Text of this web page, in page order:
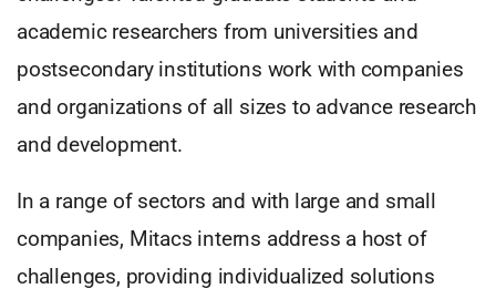
academic researchers from universities and
postsecondary institutions work with companies
and organizations of all sizes to advance research
and development.
In a range of sectors and with large and small
companies, Mitacs interns address a host of
challenges, providing individualized solutions